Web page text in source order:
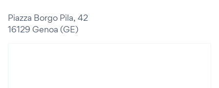
Piazza Borgo Pila, 42
16129 Genoa (GE)